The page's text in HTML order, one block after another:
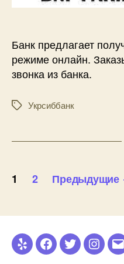
Банк предлагает
режиме онлайн.
звонка из банка.
МеткиУкрсиббанк
Пагинация
1 2 Предыдущие
Yelp Facebook
Twitter